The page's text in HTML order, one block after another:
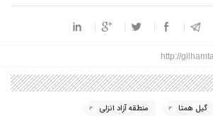
http://
گیل همتا منطقه آزاد انزلی